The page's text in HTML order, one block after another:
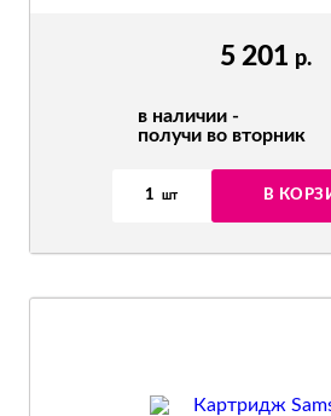
5 201 р.
в наличии -
получи во вторник
1 шт В